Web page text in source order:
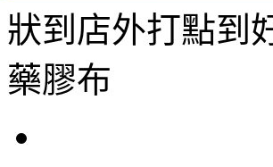
狀到店外打點到
藥膠布